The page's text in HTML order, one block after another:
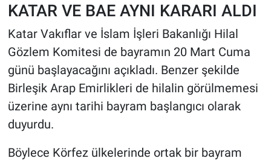
KATAR VE BAE AYNI KARARI ALDI
Katar Vakıflar ve İslam İşleri Bakanlığı Hilal
Gözlem Komitesi de bayramın 20 Mart Cuma
günü başlayacağını açıkladı. Benzer şekilde
Birleşik Arap Emirlikleri de hilalin görülmemesi
üzerine aynı tarihi bayram başlangıcı olarak
duyurdu.
Böylece Körfez ülkelerinde ortak bir bayram